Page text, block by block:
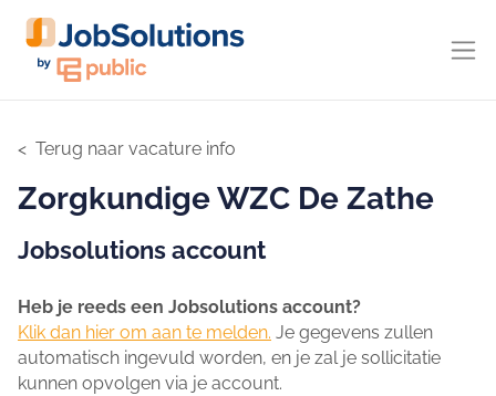
Terug naar vacature info
Zorgkundige WZC De Zathe
Jobsolutions account
Heb je reeds een Jobsolutions account?
Klik dan hier om aan te melden. Je gegevens zullen
automatisch ingevuld worden, en je zal je sollicitatie
kunnen opvolgen via je account.